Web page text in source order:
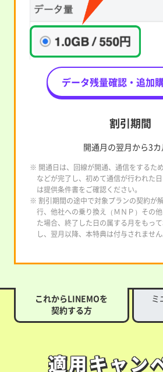
データ残量確認・追加
割引期間
開通月の翌月から3
※ 開通日は、回線が開通、通信をするた
などが完了し、初めて通信が行われた
は提供条件書をご確認ください。
※ 割引期間の途中で対象プランの契約が
行、他社への乗り換え（ＭＮＰ）その
た場合、終了した日の属する月をもっ
し、翌月以降、本特典は付与されません
これからLINEMOを
契約する方
ミ
適用キャン
適用キャン